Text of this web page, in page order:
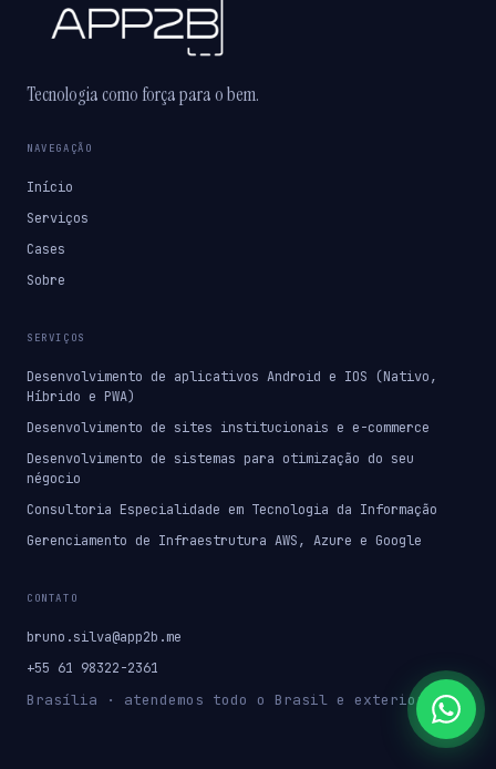
Tecnologia como força para o bem.
NAVEGAÇÃO
Início
Serviços
Cases
Sobre
SERVIÇOS
Desenvolvimento de aplicativos Android e IOS (Nativo,
Híbrido e PWA)
Desenvolvimento de sites institucionais e e-commerce
Desenvolvimento de sistemas para otimização do seu
négocio
Consultoria Especialidade em Tecnologia da Informação
Gerenciamento de Infraestrutura AWS, Azure e Google
CONTATO
bruno.silva@app2b.me
+55 61 98322-2361
Brasília · atendemos todo o Brasil e exterior